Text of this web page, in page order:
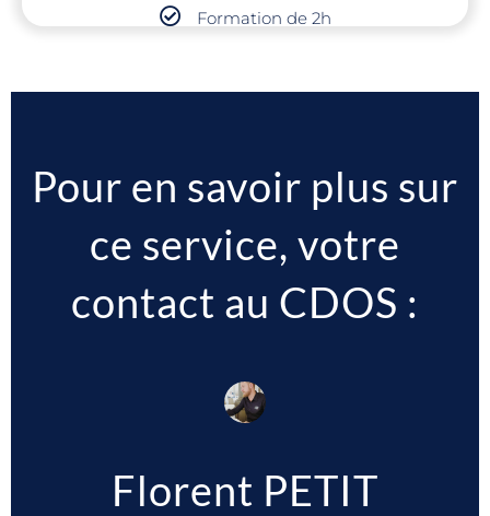
Formation de 2h
Pour en savoir plus sur
ce service, votre
contact au CDOS :
Florent PETIT